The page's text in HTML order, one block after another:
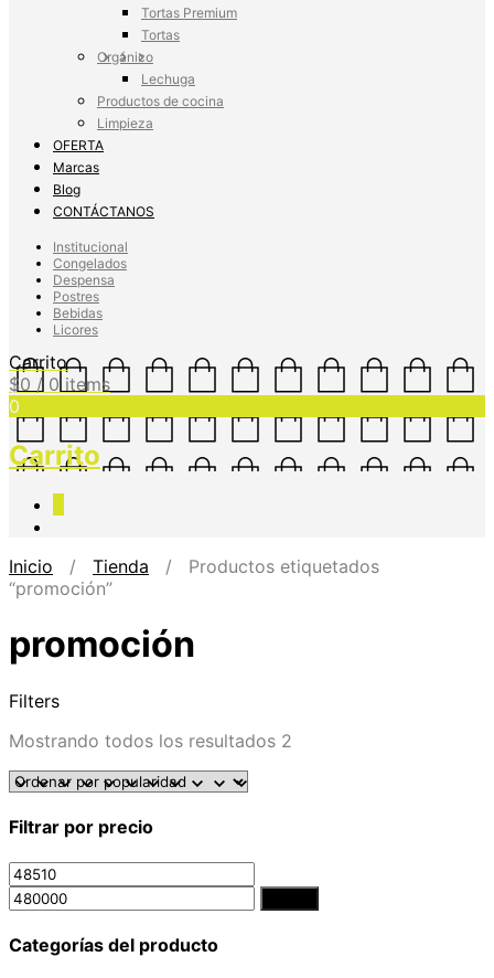
Tortas Premium
Tortas
Orgánico
Lechuga
Productos de cocina
Limpieza
OFERTA
Marcas
Blog
CONTÁCTANOS
Institucional
Congelados
Despensa
Postres
Bebidas
Licores
Carrito
$0 / 0 items
0
Carrito
Inicio / Tienda / Productos etiquetados
“promoción”
promoción
Filters
Mostrando todos los resultados 2
Filtrar por precio
Categorías del producto